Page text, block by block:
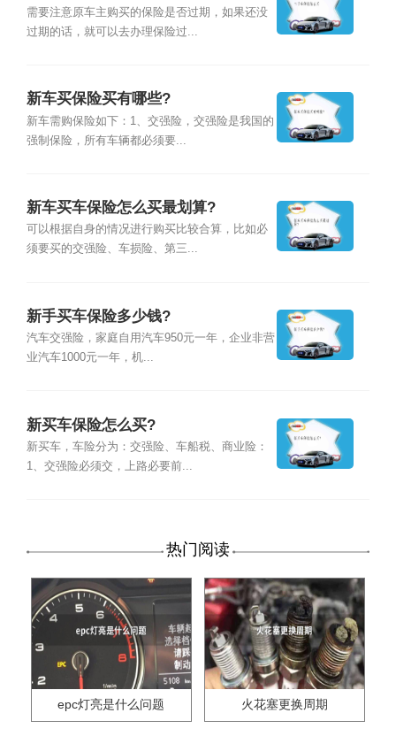
需要注意原车主购买的保险是否过期，如果还没
过期的话，就可以去办理保险过...
新车买保险买有哪些?
新车需购保险如下：1、交强险，交强险是我国的
强制保险，所有车辆都必须要...
新车买车保险怎么买最划算?
可以根据自身的情况进行购买比较合算，比如必
须要买的交强险、车损险、第三...
新手买车保险多少钱?
汽车交强险，家庭自用汽车950元一年，企业非营
业汽车1000元一年，机...
新买车保险怎么买?
新买车，车险分为：交强险、车船税、商业险：
1、交强险必须交，上路必要前...
热门阅读
epc灯亮是什么问题 火花塞更换周期